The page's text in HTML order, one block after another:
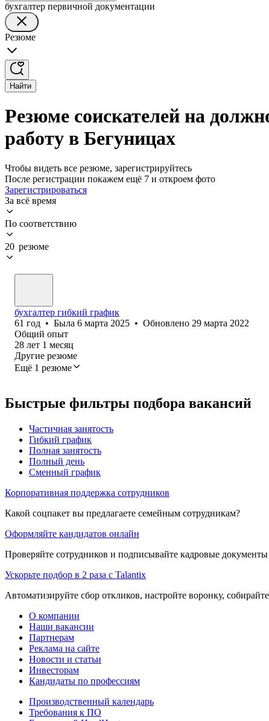
бухгалтер первичной документации
Резюме
Найти
Резюме соискателей на
работу в Бегуницах
Чтобы видеть все резюме, зарегистрируйтесь
После регистрации покажем ещё 7 и откроем фото
Зарегистрироваться
За всё время
По соответствию
20 резюме
бухгалтер гибкий график
61 год • Была 6 марта 2025 • Обновлено 29 марта 2022
Общий опыт
28 лет 1 месяц
Другие резюме
Ещё 1 резюме
Быстрые фильтры подбора вакансий
Частичная занятость
Гибкий график
Полная занятость
Полный день
Сменный график
Корпоративная поддержка сотрудников
Какой соцпакет вы предлагаете семейным сотрудникам?
Оформляйте кандидатов онлайн
Проверяйте сотрудников и подписывайте кадровые
Ускорьте подбор в 2 раза с Talantix
Автоматизируйте сбор откликов, настройте воронку,
О компании
Наши вакансии
Партнерам
Реклама на сайте
Новости и статьи
Инвесторам
Кандидаты по профессиям
Производственный календарь
Требования к ПО